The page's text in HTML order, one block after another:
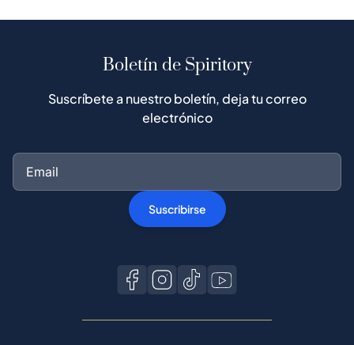
Boletín de Spiritory
Suscríbete a nuestro boletín, deja tu correo
electrónico
Suscribirse